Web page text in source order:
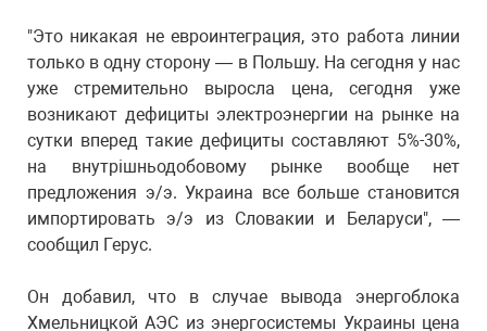
"Это никакая не евроинтеграция, это работа линии
только в одну сторону — в Польшу. На сегодня у нас
уже стремительно выросла цена, сегодня уже
возникают дефициты электроэнергии на рынке на
сутки вперед такие дефициты составляют 5%-30%,
на внутрішньодобовому рынке вообще нет
предложения э/э. Украина все больше становится
импортировать э/э из Словакии и Беларуси", —
сообщил Герус.
Он добавил, что в случае вывода энергоблока
Хмельницкой АЭС из энергосистемы Украины цена